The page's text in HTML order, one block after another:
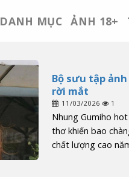
DANH MỤC ẢNH 18+
Bộ sưu tập
rời mắt
11/03/2026 1
Nhung Gumiho
thơ khiến bao
chất lượng cao